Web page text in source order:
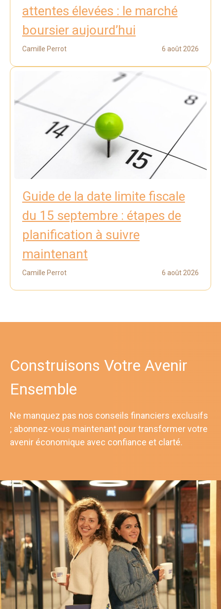
attentes élevées : le marché
boursier aujourd’hui
Camille Perrot 6 août 2026
Guide de la date limite fiscale
du 15 septembre : étapes de
planification à suivre
maintenant
Camille Perrot 6 août 2026
Construisons Votre Avenir
Ensemble
Ne manquez pas nos conseils financiers exclusifs
; abonnez-vous maintenant pour transformer votre
avenir économique avec confiance et clarté.